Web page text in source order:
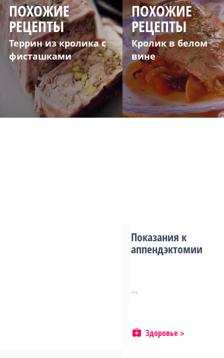
ПОХОЖИЕ
РЕЦЕПТЫ
Террин из кролика с
фисташками
ПОХОЖИЕ
РЕЦЕПТЫ
Кролик в белом
вине
Показания к
аппендэктомии
...
Здоровье